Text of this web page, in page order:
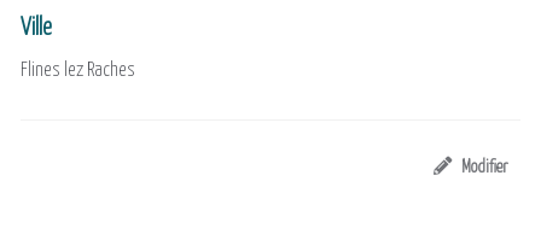
Ville
Flines lez Raches
Modifier